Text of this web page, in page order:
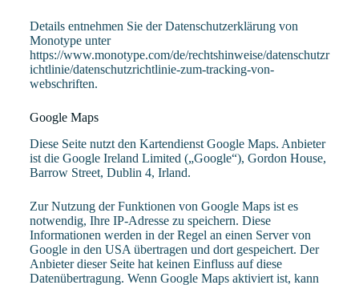
Details entnehmen Sie der Datenschutzerklärung von
Monotype unter
https://www.monotype.com/de/rechtshinweise/datenschutzr
ichtlinie/datenschutzrichtlinie-zum-tracking-von-
webschriften.
Google Maps
Diese Seite nutzt den Kartendienst Google Maps. Anbieter
ist die Google Ireland Limited („Google“), Gordon House,
Barrow Street, Dublin 4, Irland.
Zur Nutzung der Funktionen von Google Maps ist es
notwendig, Ihre IP-Adresse zu speichern. Diese
Informationen werden in der Regel an einen Server von
Google in den USA übertragen und dort gespeichert. Der
Anbieter dieser Seite hat keinen Einfluss auf diese
Datenübertragung. Wenn Google Maps aktiviert ist, kann